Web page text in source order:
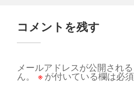
コメントを残す
メールアドレスが公開され
ん。
※ が付いている欄は必